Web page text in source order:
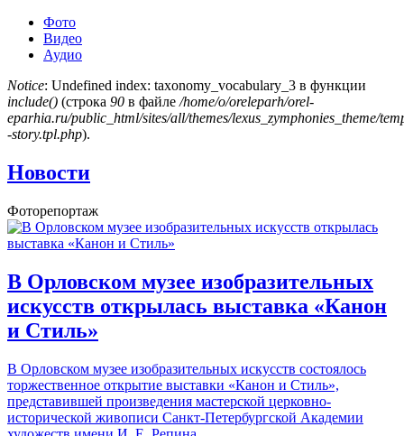
Фото
Видео
Аудио
Сообщение об ошибке
Notice: Undefined index: taxonomy_vocabulary_3 в функции
include() (строка 90 в файле /home/o/oreleparh/orel-
eparhia.ru/public_html/sites/all/themes/lexus_zymphonies_theme/
-story.tpl.php).
Новости
Фоторепортаж
В Орловском музее изобразительных
искусств открылась выставка «Канон
и Стиль»
В Орловском музее изобразительных искусств состоялось
торжественное открытие выставки «Канон и Стиль»,
представившей произведения мастерской церковно-
исторической живописи Санкт-Петербургской Академии